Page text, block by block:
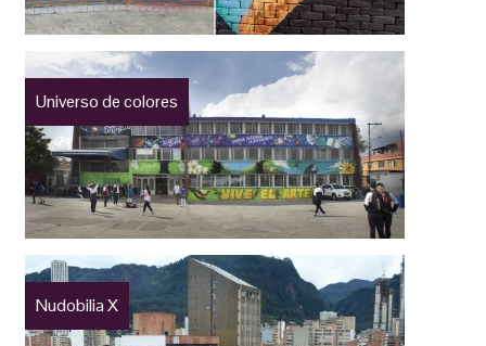
Universo de colores
Nudobilia X